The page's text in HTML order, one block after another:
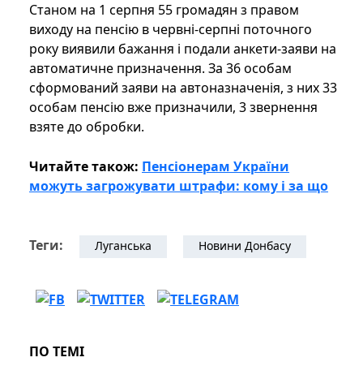
Станом на 1 серпня 55 громадян з правом
виходу на пенсію в червні-серпні поточного
року виявили бажання і подали анкети-заяви на
автоматичне призначення. За 36 особам
сформований заяви на автоназначенія, з них 33
особам пенсію вже призначили, 3 звернення
взяте до обробки.
Читайте також: Пенсіонерам України
можуть загрожувати штрафи: кому і за що
Теги: Луганська Новини Донбасу
ПО ТЕМІ